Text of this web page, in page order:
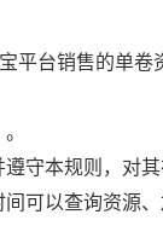
平台销售的单卷
守本规则，对
可以查询资源